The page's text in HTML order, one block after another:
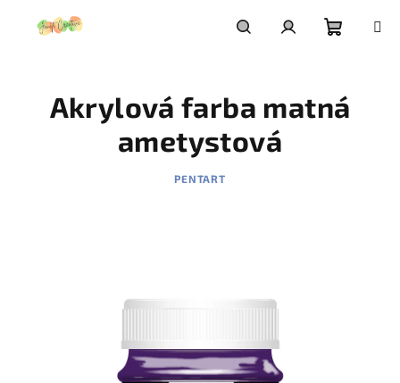
košík
Akrylová farba matná
ametystová
PENTART